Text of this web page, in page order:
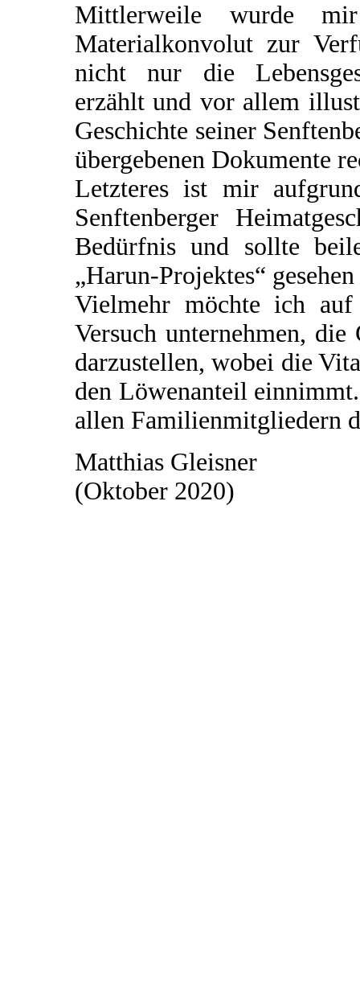
Mittlerweile wurde
Materialkonvolut zur
nicht nur die
erzählt und vor allem
Geschichte seiner
übergebenen Dokumente
Letzteres ist mir
Senftenberger
Bedürfnis und sollte
„Harun-Projektes“
Vielmehr möchte ich
Versuch unternehmen,
darzustellen, wobei die
den Löwenanteil
allen Familienmitgliedern
Matthias Gleisner
(Oktober 2020)